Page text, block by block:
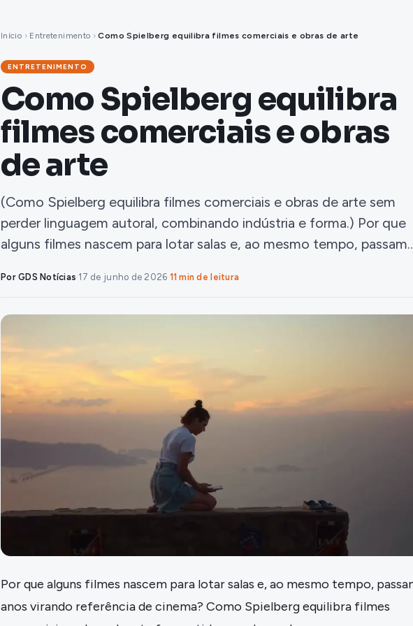
Início › Entretenimento › Como Spielberg equilibra filmes comerciais e obras de arte
ENTRETENIMENTO
Como Spielberg equilibra
filmes comerciais e obras
de arte
(Como Spielberg equilibra filmes comerciais e obras de arte sem
perder linguagem autoral, combinando indústria e forma.) Por que
alguns filmes nascem para lotar salas e, ao mesmo tempo,
Por GDS Notícias·17 de junho de 2026·11 min de leitura
Por que alguns filmes nascem para lotar salas e, ao mesmo tempo,
anos virando referência de cinema? Como Spielberg equilibra filmes